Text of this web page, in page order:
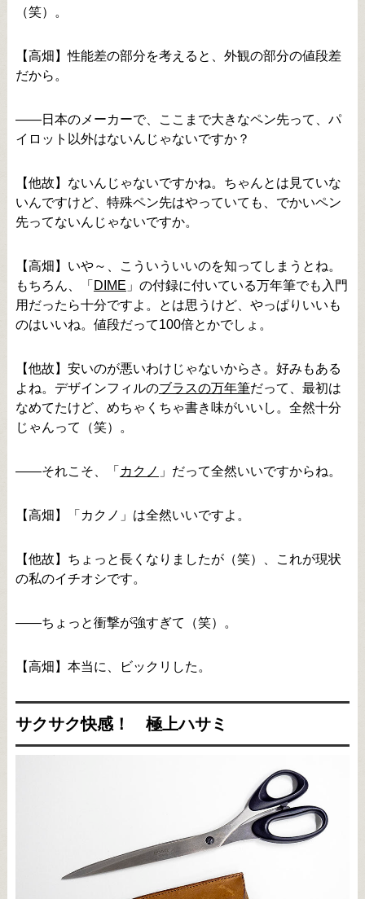
（笑）。
【高畑】性能差の部分を考えると、外観の部分の値段差
だから。
――日本のメーカーで、ここまで大きなペン先って、パ
イロット以外はないんじゃないですか？
【他故】ないんじゃないですかね。ちゃんとは見ていな
いんですけど、特殊ペン先はやっていても、でかいペン
先ってないんじゃないですか。
【高畑】いや～、こういういいのを知ってしまうとね。
もちろん、「 DIME 」の付録に付いている万年筆でも入門
用だったら十分ですよ。とは思うけど、やっぱりいいも
のはいいね。値段だって100倍とかでしょ。
【他故】安いのが悪いわけじゃないからさ。好みもある
よね。デザインフィルのブラスの万年筆だって、最初は
なめてたけど、めちゃくちゃ書き味がいいし。全然十分
じゃんって（笑）。
――それこそ、「 カクノ 」だって全然いいですからね。
【高畑】「カクノ」は全然いいですよ。
【他故】ちょっと長くなりましたが（笑）、これが現状
の私のイチオシです。
――ちょっと衝撃が強すぎて（笑）。
【高畑】本当に、ビックリした。
サクサク快感！ 極上ハサミ